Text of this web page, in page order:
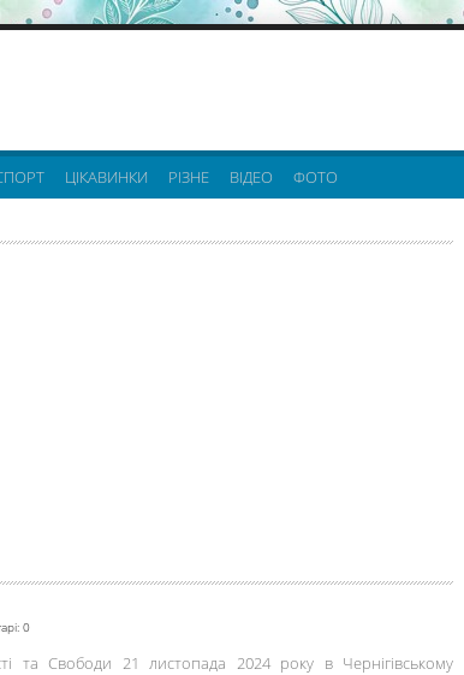
ЦІКАВИНКИ РІЗНЕ ВІДЕО ФОТО
0
та Свободи 21 листопада 2024 року в Чернігівському